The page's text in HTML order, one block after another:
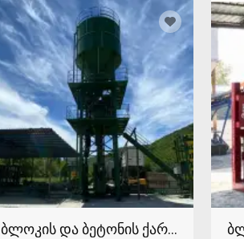
ბლოკის და ბეტონის ქარხანა